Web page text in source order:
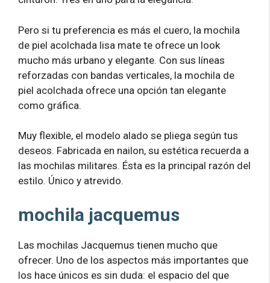
Pero si tu preferencia es más el cuero, la mochila
de piel acolchada lisa mate te ofrece un look
mucho más urbano y elegante. Con sus líneas
reforzadas con bandas verticales, la mochila de
piel acolchada ofrece una opción tan elegante
como gráfica.
Muy flexible, el modelo alado se pliega según tus
deseos. Fabricada en nailon, su estética recuerda a
las mochilas militares. Ésta es la principal razón del
estilo. Único y atrevido.
mochila jacquemus
Las mochilas Jacquemus tienen mucho que
ofrecer. Uno de los aspectos más importantes que
los hace únicos es sin duda: el espacio del que